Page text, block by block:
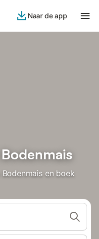
Naar de app
en boek